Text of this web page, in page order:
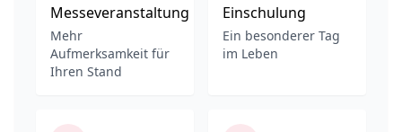
Messeveranstaltung
Mehr
Aufmerksamkeit für
Ihren Stand
Einschulung
Ein besonderer Tag
im Leben